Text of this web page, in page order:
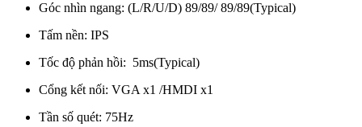
Góc nhìn ngang: (L/R/U/D) 89/89/ 89/89(Typical)
Tấm nền: IPS
Tốc độ phản hồi: 5ms(Typical)
Cổng kết nối: VGA x1 /HMDI x1
Tần số quét: 75Hz